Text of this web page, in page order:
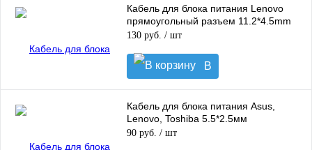
Кабель для блока питания Lenovo
прямоугольный разъем 11.2*4.5mm
130 руб. / шт
В
корзину
Кабель для блока питания Asus,
Lenovo, Toshiba 5.5*2.5мм
90 руб. / шт